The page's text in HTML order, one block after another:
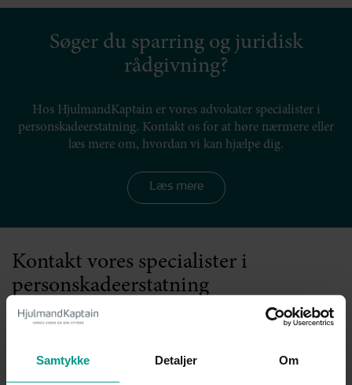
Samtykke Detaljer Om
Søger du sparring og juridisk
rådgivning?
Hos HjulmandKaptain er vores advokater specialister i
personskadeerstatning. Kontakt os for at høre nærmere eller
læs mere om, hvordan vi kan hjælpe dig.
Læs mere
Kontakt vores specialister i
personskadeerstatning